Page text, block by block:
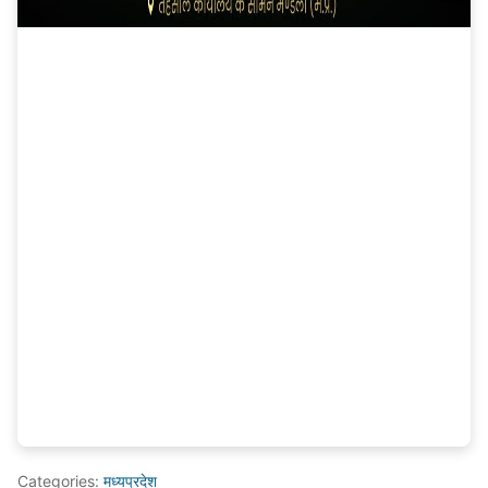
Categories: मध्यप्रदेश